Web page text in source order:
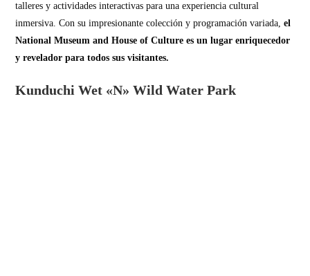
talleres y actividades interactivas para una experiencia cultural
inmersiva. Con su impresionante colección y programación variada,el
National Museum and House of Culture es un lugar enriquecedor
y revelador para todos sus visitantes.
Kunduchi Wet «N» Wild Water Park